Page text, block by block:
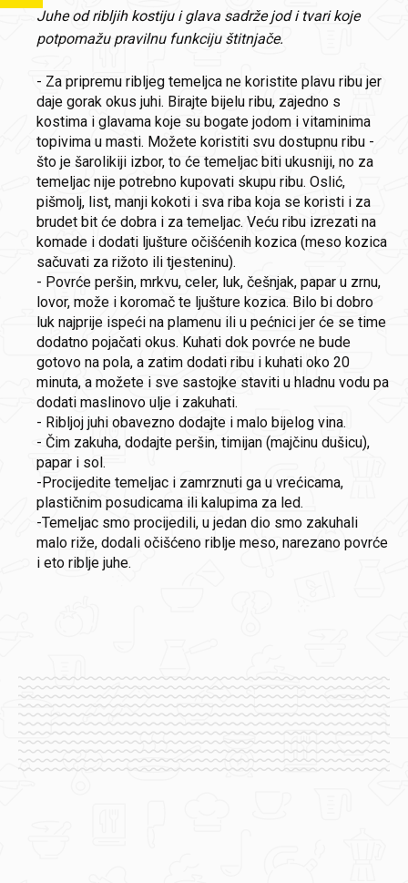
Juhe od ribljih kostiju i glava sadrže jod i tvari koje
potpomažu pravilnu funkciju štitnjače.
- Za pripremu ribljeg temeljca ne koristite plavu ribu jer
daje gorak okus juhi. Birajte bijelu ribu, zajedno s
kostima i glavama koje su bogate jodom i vitaminima
topivima u masti. Možete koristiti svu dostupnu ribu -
što je šarolikiji izbor, to će temeljac biti ukusniji, no za
temeljac nije potrebno kupovati skupu ribu. Oslić,
pišmolj, list, manji kokoti i sva riba koja se koristi i za
brudet bit će dobra i za temeljac. Veću ribu izrezati na
komade i dodati ljušture očišćenih kozica (meso kozica
sačuvati za rižoto ili tjesteninu).
- Povrće peršin, mrkvu, celer, luk, češnjak, papar u zrnu,
lovor, može i koromač te ljušture kozica. Bilo bi dobro
luk najprije ispeći na plamenu ili u pećnici jer će se time
dodatno pojačati okus. Kuhati dok povrće ne bude
gotovo na pola, a zatim dodati ribu i kuhati oko 20
minuta, a možete i sve sastojke staviti u hladnu vodu pa
dodati maslinovo ulje i zakuhati.
- Ribljoj juhi obavezno dodajte i malo bijelog vina.
- Čim zakuha, dodajte peršin, timijan (majčinu dušicu),
papar i sol.
-Procijedite temeljac i zamrznuti ga u vrećicama,
plastičnim posudicama ili kalupima za led.
-Temeljac smo procijedili, u jedan dio smo zakuhali
malo riže, dodali očišćeno riblje meso, narezano povrće
i eto riblje juhe.